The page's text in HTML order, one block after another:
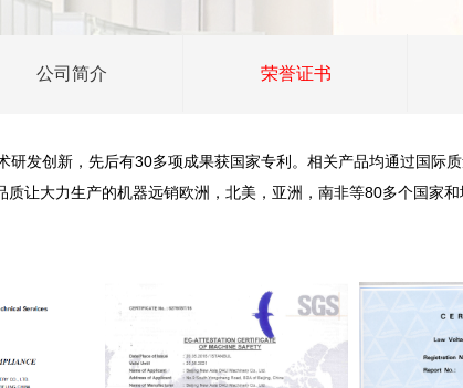
发创新，先后有30多项成果获国家专利。相关产品均通过国际
让大力生产的机器远销欧洲，北美，亚洲，南非等80多个国家和
公司简介 荣誉证书